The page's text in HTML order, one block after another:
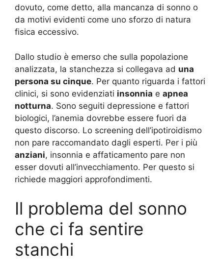
dovuto, come detto, alla mancanza di sonno o
da motivi evidenti come uno sforzo di natura
fisica eccessivo.
Dallo studio è emerso che sulla popolazione
analizzata, la stanchezza si collegava ad una
persona su cinque. Per quanto riguarda i fattori
clinici, si sono evidenziati insonnia e apnea
notturna. Sono seguiti depressione e fattori
biologici, l’anemia dovrebbe essere fuori da
questo discorso. Lo screening dell’ipotiroidismo
non pare raccomandato dagli esperti. Per i più
anziani, insonnia e affaticamento pare non
esser dovuti all’invecchiamento. Per questo si
richiede maggiori approfondimenti.
Il problema del sonno
che ci fa sentire
stanchi